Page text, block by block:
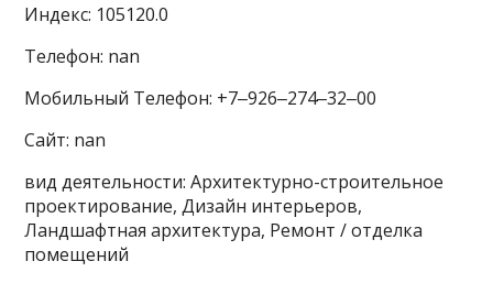
Индекс: 105120.0
Телефон: nan
Мобильный Телефон: +7‒926‒274‒32‒00
Сайт: nan
вид деятельности: Архитектурно-строительное
проектирование, Дизайн интерьеров,
Ландшафтная архитектура, Ремонт / отделка
помещений